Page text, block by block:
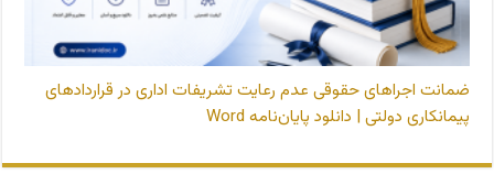
ضمانت اجراهای حقوقی عدم رعایت تشریفات اداری در قراردادهای
پیمانکاری دولتی | دانلود پایان‌نامه Word